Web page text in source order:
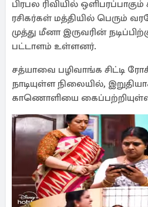
பிரபல ரிவியில்
ரசிகர்கள் மத்தியில் பெரும்
முத்து மீனா இருவரின்
பட்டாளம் உள்ளனர்.
சத்யாவை பழிவாங்க சிட்டி
நாடியுள்ள நிலையில்,
காணொளியை